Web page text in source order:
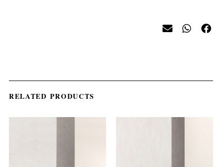
RELATED PRODUCTS